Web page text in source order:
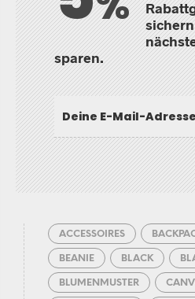
sparen.
ACCESSOIRES
BEANIE BLACK
BLUMENMUSTER